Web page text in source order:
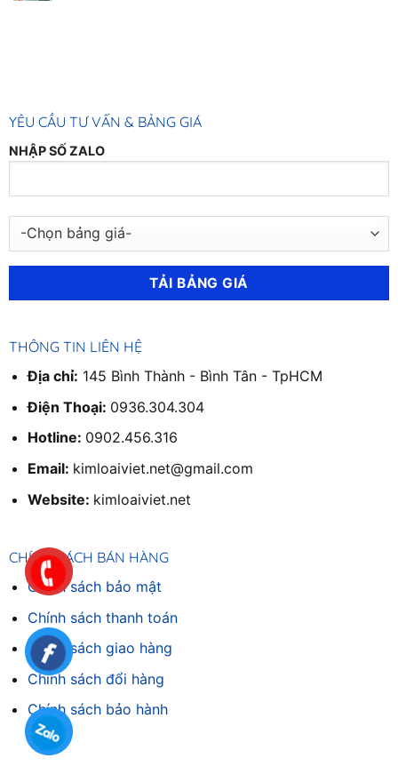
316
YÊU CẦU TƯ VẤN & BẢNG GIÁ
NHẬP SỐ ZALO
THÔNG TIN LIÊN HỆ
Địa chỉ: 145 Bình Thành - Bình Tân - TpHCM
Điện Thoại: 0936.304.304
Hotline: 0902.456.316
Email: kimloaiviet.net@gmail.com
Website: kimloaiviet.net
CHÍNH SÁCH BÁN HÀNG
Chính sách bảo mật
Chính sách thanh toán
Chính sách giao hàng
Chinh sách đổi hàng
Chính sách bảo hành